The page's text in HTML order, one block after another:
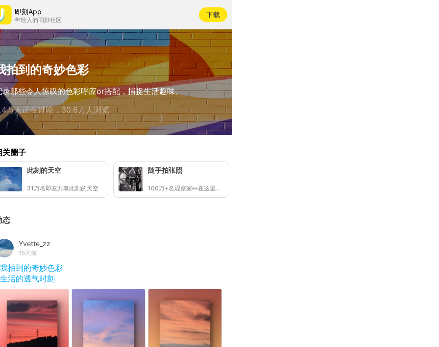
即刻App
年轻人的同好社区
下载
拍到的奇妙色彩
录那些令人惊叹的色彩呼应or搭配，捕捉生活趣味。
万人正在讨论，30.6万人浏览
关圈子
此刻的天空
31万名即友共享此刻的天空
随手拍张照
100万+名观察家👀在这里拍照记录生活
态
Yvette_zz
15天前
拍到的奇妙色彩
活的透气时刻